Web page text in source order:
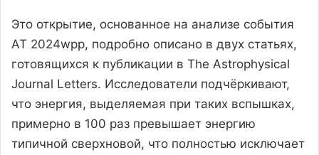
Это открытие, основанное на анализе события
AT 2024wpp, подробно описано в двух статьях,
готовящихся к публикации в The Astrophysical
Journal Letters. Исследователи подчёркивают,
что энергия, выделяемая при таких вспышках,
примерно в 100 раз превышает энергию
типичной сверхновой, что полностью исключает